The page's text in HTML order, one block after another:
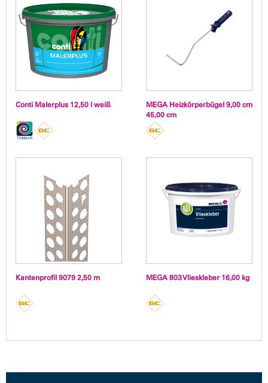
Conti Malerplus 12,50 l weiß
MEGA Heizkörperbügel 9,00 cm
45,00 cm
Kantenprofil 9079 2,50 m MEGA 803 Vlieskleber 16,00 kg